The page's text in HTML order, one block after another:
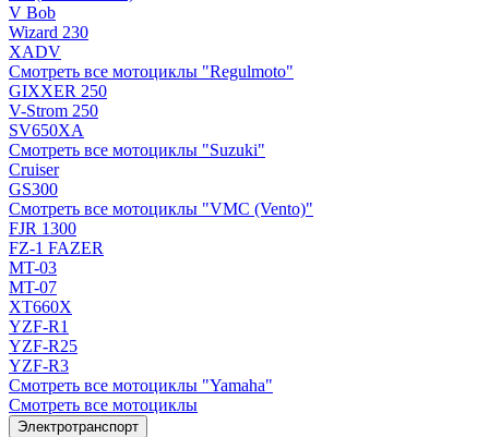
V Bob
Wizard 230
XADV
Смотреть все мотоциклы "Regulmoto"
GIXXER 250
V-Strom 250
SV650XA
Смотреть все мотоциклы "Suzuki"
Cruiser
GS300
Смотреть все мотоциклы "VMC (Vento)"
FJR 1300
FZ-1 FAZER
MT-03
MT-07
XT660X
YZF-R1
YZF-R25
YZF-R3
Смотреть все мотоциклы "Yamaha"
Смотреть все мотоциклы
Электротранспорт